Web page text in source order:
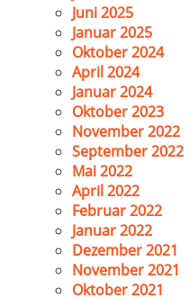
Juni 2025
Januar 2025
Oktober 2024
April 2024
Januar 2024
Oktober 2023
November 2022
September 2022
Mai 2022
April 2022
Februar 2022
Januar 2022
Dezember 2021
November 2021
Oktober 2021